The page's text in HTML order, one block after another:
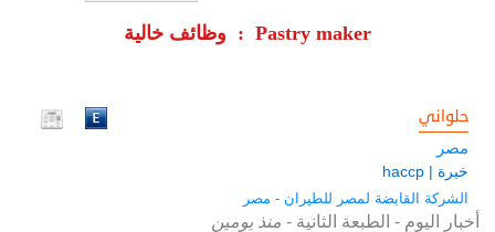
وظائف خالية : Pastry maker
حلواني
مصر
خبرة | haccp
الشركة القابضة لمصر للطيران - مصر
أخبار اليوم - الطبعة الثانية - منذ يومين